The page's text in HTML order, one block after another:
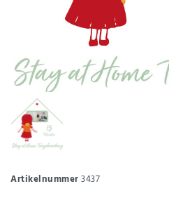
Artikelnummer3437